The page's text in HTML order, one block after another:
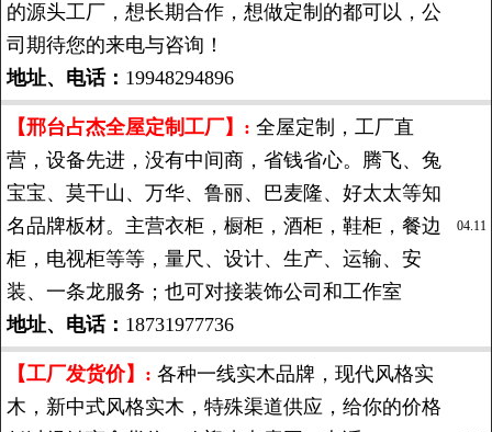
的源头工厂，想长期合作，想做定制的都可以，公
司期待您的来电与咨询！
地址、电话： 19948294896
【邢台占杰全屋定制工厂】: 全屋定制，工厂直
营，设备先进，没有中间商，省钱省心。腾飞、兔
宝宝、莫干山、万华、鲁丽、巴麦隆、好太太等知
名品牌板材。主营衣柜，橱柜，酒柜，鞋柜，餐边
柜，电视柜等等，量尺、设计、生产、运输、安
装、一条龙服务；也可对接装饰公司和工作室
地址、电话： 18731977736
04.11
【工厂发货价】: 各种一线实木品牌，现代风格实
木，新中式风格实木，特殊渠道供应，给你的价格